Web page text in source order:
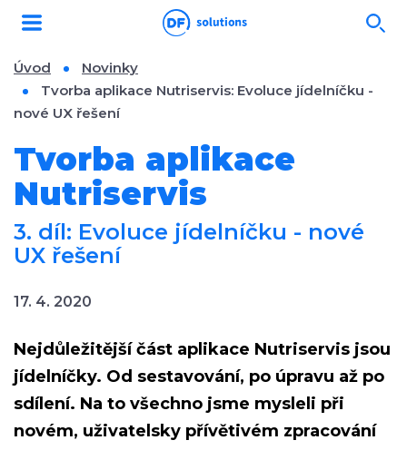
Úvod
Novinky
Tvorba aplikace Nutriservis: Evoluce jídelníčku -
nové UX řešení
Tvorba aplikace
Nutriservis
3. díl: Evoluce jídelníčku - nové
UX řešení
17. 4. 2020
Nejdůležitější část aplikace Nutriservis jsou
jídelníčky. Od sestavování, po úpravu až po
sdílení. Na to všechno jsme mysleli při
novém, uživatelsky přívětivém zpracování